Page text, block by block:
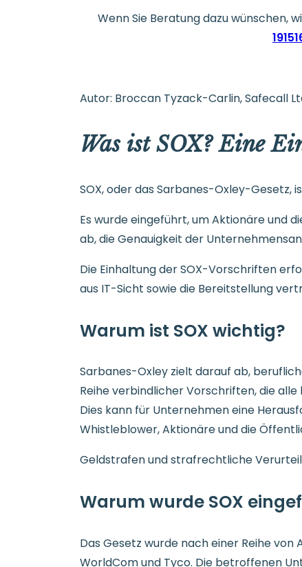
Wenn Sie Beratung dazu wünschen,
Autor: Broccan Tyzack-Carlin, Safecall
Was ist SOX? Eine
SOX, oder das Sarbanes-Oxley-Gesetz,
Es wurde eingeführt, um Aktionäre und
ab, die Genauigkeit der
Die Einhaltung der SOX-Vorschriften
aus IT-Sicht sowie die Bereitstellung
Warum ist SOX wichtig?
Sarbanes-Oxley zielt darauf ab,
Reihe verbindlicher Vorschriften, die
Dies kann für Unternehmen eine
Whistleblower, Aktionäre und die
Geldstrafen und strafrechtliche
Warum wurde SOX
Das Gesetz wurde nach einer Reihe
WorldCom und Tyco. Die betroffenen